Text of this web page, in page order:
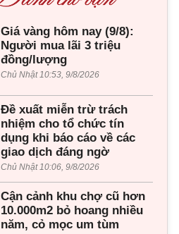
Giá vàng hôm nay (9/8):
Người mua lãi 3 triệu
đồng/lượng
Chủ Nhật 10:53, 9/8/2026
Đề xuất miễn trừ trách
nhiệm cho tổ chức tín
dụng khi báo cáo về các
giao dịch đáng ngờ
Chủ Nhật 10:06, 9/8/2026
Cận cảnh khu chợ cũ hơn
10.000m2 bỏ hoang nhiều
năm, cỏ mọc um tùm